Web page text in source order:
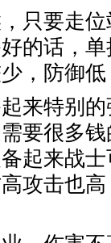
要走位
的话，
，防御
特别的
要很多
起来战
攻击也